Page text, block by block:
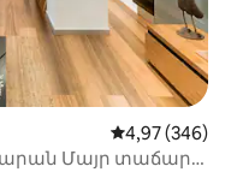
Միջին
4,97 (346)
Մայր տաճարի